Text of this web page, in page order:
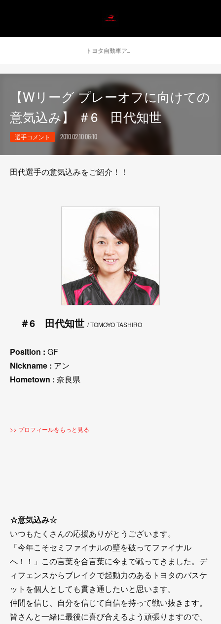
トヨタ自動車アンテロープス公式 ニュース
【Wリーグ プレーオフに向けての
意気込み】 ＃6 田代知世
選手コメント 2010.02.10 06:10
田代選手の意気込みをご紹介！！
＃6 田代知世 / TOMOYO TASHIRO
Position : GF
Nickname : アン
Hometown : 奈良県
>> プロフィールをもっと見る
☆意気込み☆
いつもたくさんの応援ありがとうございます。
「今年こそセミファイナルの壁を破ってファイナル
へ！！」この言葉を合言葉に今まで戦ってきました。デ
ィフェンスからブレイクで起動力のあるトヨタのバスケ
ットを個人としても貫き通したいと思います。
仲間を信じ、自分を信じて自信を持って戦い抜きます。
皆さんと一緒に最後に喜び合えるよう頑張りますので、